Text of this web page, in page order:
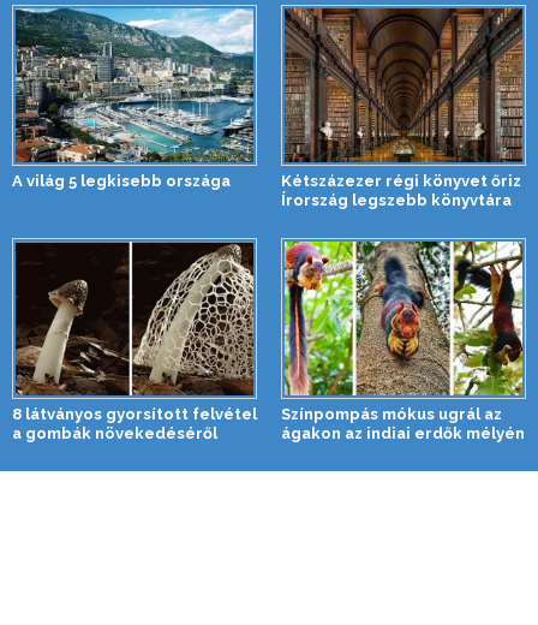
A világ 5 legkisebb országa
Kétszázezer régi könyvet őriz
Írország legszebb könyvtára
8 látványos gyorsított felvétel
a gombák növekedéséről
Színpompás mókus ugrál az
ágakon az indiai erdők mélyén